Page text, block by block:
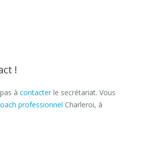
!
à contacterle secrétariat. Vous
professionnel Charleroi, à